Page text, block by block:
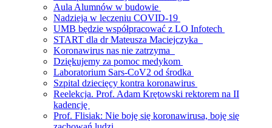
Aula Alumnów w budowie
Nadzieja w leczeniu COVID-19
UMB będzie współpracować z LO Infotech
START dla dr Mateusza Maciejczyka
Koronawirus nas nie zatrzyma
Dziękujemy za pomoc medykom
Laboratorium Sars-CoV2 od środka
Szpital dziecięcy kontra koronawirus
Reelekcja. Prof. Adam Krętowski rektorem na II
kadencję
Prof. Flisiak: Nie boję się koronawirusa, boję się